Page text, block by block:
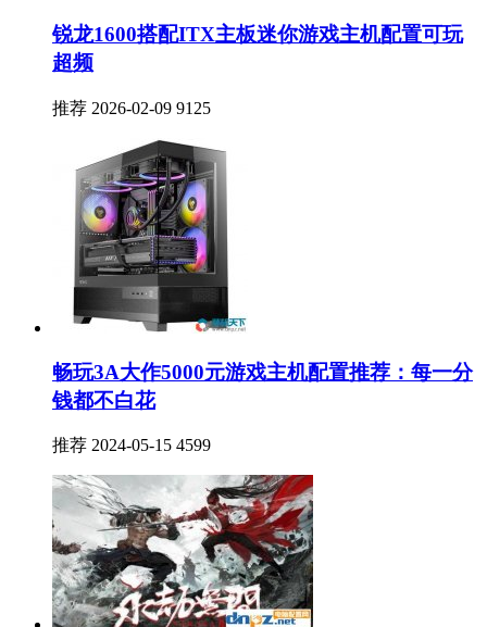
锐龙1600搭配ITX主板迷你游戏主机配置可玩
超频
推荐 2026-02-09 9125
畅玩3A大作5000元游戏主机配置推荐：每一分
钱都不白花
推荐 2024-05-15 4599